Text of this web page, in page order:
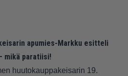
apumies-Markku esitteli
mikä paratiisi!
huutokauppakeisarin 19.